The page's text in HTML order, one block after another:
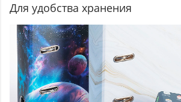
Для удобства хранения